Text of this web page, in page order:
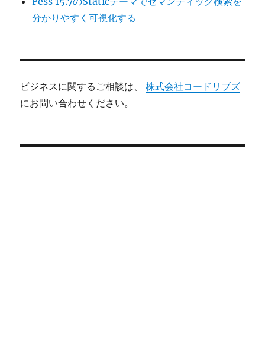
分かりやすく可視化する
ビジネスに関するご相談は、株式会社コードリブズ
にお問い合わせください。